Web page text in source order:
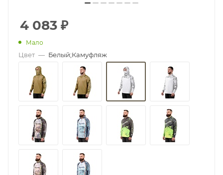
4 083 ₽
Мало
Цвет — Белый;Камуфляж